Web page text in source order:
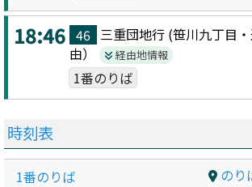
18:46 46 三重団地行 (笹川九丁目
由）
経由地情報
1番のりば
時刻表
のり
1番のりば